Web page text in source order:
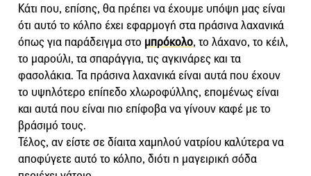
Κάτι που, επίσης, θα πρέπει να έχουμε υπόψη μας είναι
ότι αυτό το κόλπο έχει εφαρμογή στα πράσινα λαχανικά
όπως για παράδειγμα στο μπρόκολο, το λάχανο, το κέιλ,
το μαρούλι, τα σπαράγγια, τις αγκινάρες και τα
φασολάκια. Τα πράσινα λαχανικά είναι αυτά που έχουν
το υψηλότερο επίπεδο χλωροφύλλης, επομένως είναι
και αυτά που είναι πιο επίφοβα να γίνουν καφέ με το
βράσιμό τους.
Τέλος, αν είστε σε δίαιτα χαμηλού νατρίου καλύτερα να
αποφύγετε αυτό το κόλπο, διότι η μαγειρική σόδα